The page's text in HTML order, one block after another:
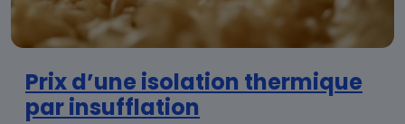
Prix d’une isolation thermique
par insufflation